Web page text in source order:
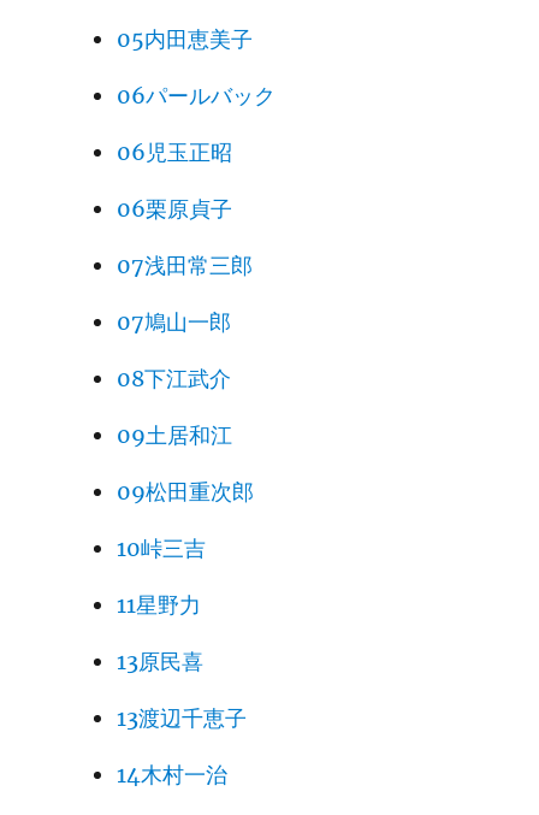
05内田恵美子
06パールバック
06児玉正昭
06栗原貞子
07浅田常三郎
07鳩山一郎
08下江武介
09土居和江
09松田重次郎
10峠三吉
11星野力
13原民喜
13渡辺千恵子
14木村一治